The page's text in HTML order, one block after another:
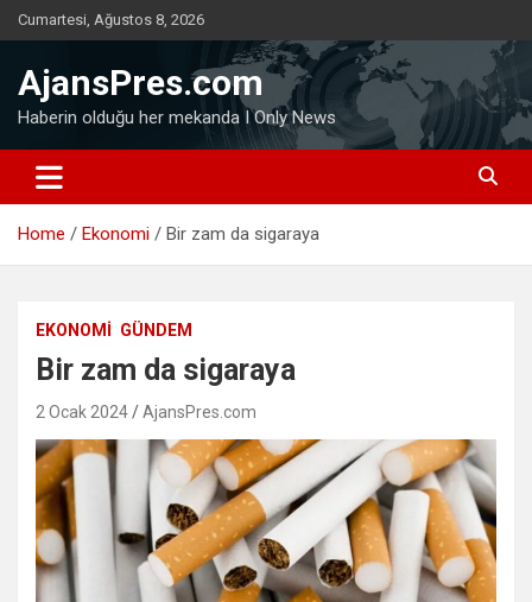
Skip
to
Cumartesi, Ağustos 8, 2026
AjansPres.com
Haberin olduğu her mekanda I Only News
Home Ekonomi Bir zam da sigaraya
EKONOMI GÜNDEM
Bir zam da sigaraya
2 Ocak 2024 AjansPres.com